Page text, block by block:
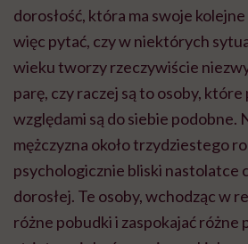
dorosłość, która ma swoje
więc pytać, czy w niektórych
wieku tworzy rzeczywiście
parę, czy raczej są to osoby,
względami są do siebie podobne.
mężczyzna około trzydziestego
psychologicznie bliski nastolatce
dorosłej. Te osoby, wchodząc w
różne pobudki i zaspokajać różne